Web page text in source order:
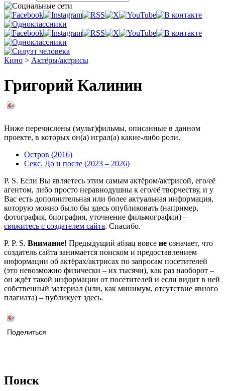
Кино > Актёры/актрисы
Григорий Калинин
Ниже перечислены (мульт)фильмы, описанные в данном
проекте, в которых он(а) играл(а) какие-либо роли.
Остров (2016)
Секс. До и после (2023 – 2026)
P. S. Если Вы являетесь этим самым актёром/актрисой, его/её
агентом, либо просто неравнодушны к его/её творчеству, и у
Вас есть дополнительная или более актуальная информация,
которую можно было бы здесь опубликовать (например,
фотография, биография, уточнение фильмографии) –
свяжитесь с создателем сайта. Спасибо.
P. P. S. Внимание! Предыдущий абзац вовсе не означает, что
создатель сайта занимается поиском и предоставлением
информации об актёрах/актрисах по запросам посетителей
(это невозможно физически – их тысячи), как раз наоборот –
он ждёт такой информации от посетителей и если видит в ней
собственный материал (или, как минимум, отсутствие явного
плагиата) – публикует здесь.
Поделиться
Поиск